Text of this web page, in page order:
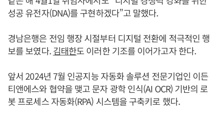
성공 유전자(DNA)를 구현하겠다”고 말했다.
경남은행은 전임 행장 시절부터 디지털 전환에 적극적인 행
보를 보였다.김태한도 이러한 기조를 이어가고자 한다.
앞서 2024년 7월 인공지능 자동화 솔루션 전문기업인 이든
티앤에스와 협약을 맺고 문자 광학 인식(AI OCR) 기반의 로
봇 프로세스 자동화(RPA) 시스템을 구축키로 했다.